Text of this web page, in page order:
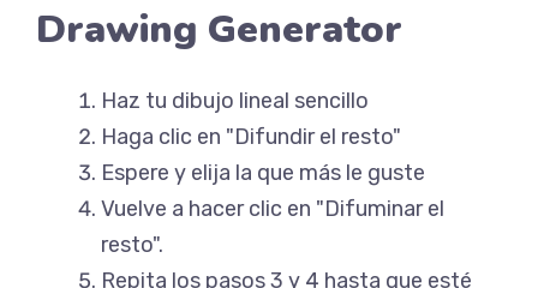
Drawing Generator
Haz tu dibujo lineal sencillo
Haga clic en "Difundir el resto"
Espere y elija la que más le guste
Vuelve a hacer clic en "Difuminar el
resto".
Repita los pasos 3 y 4 hasta que esté